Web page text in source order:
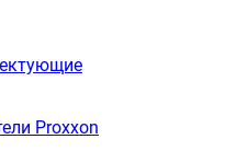
Proxxon